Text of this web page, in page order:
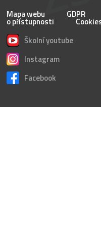
Mapa webu GDPR
o přístupnosti
Školní youtube
Instagram
Facebook